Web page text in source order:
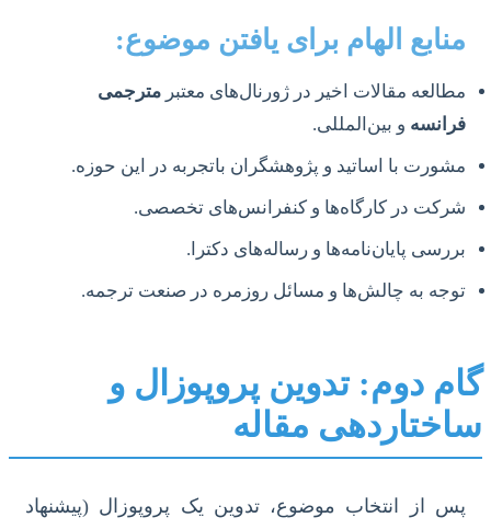
منابع الهام برای یافتن موضوع:
مطالعه مقالات اخیر در ژورنال‌های معتبر مترجمی
فرانسه و بین‌المللی.
مشورت با اساتید و پژوهشگران باتجربه در این حوزه.
شرکت در کارگاه‌ها و کنفرانس‌های تخصصی.
بررسی پایان‌نامه‌ها و رساله‌های دکترا.
توجه به چالش‌ها و مسائل روزمره در صنعت ترجمه.
گام دوم: تدوین پروپوزال و
ساختاردهی مقاله
پس از انتخاب موضوع، تدوین یک پروپوزال (پیشنهاد